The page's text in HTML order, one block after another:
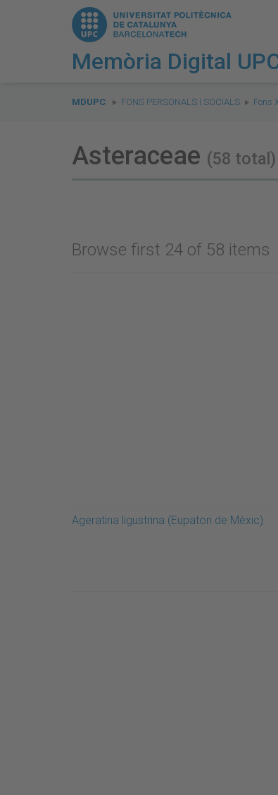
Memòria Digital
are
MDUPC FONS PERSONALS I SOCIALS Fons
Asteraceae (58 total)
Browse first 24 of 58 items
Ageratina ligustrina (Eupatori de Mèxic)